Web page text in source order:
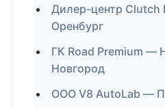
Дилер-центр Clutch
Оренбург
ГК Road Premium —
Новгород
ООО V8 AutoLab —